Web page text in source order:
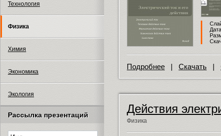
Технология
Физика
Химия
Экономика
Экология
Рассылка презентаций
Подробнее | Скачать |
Действия
Физика